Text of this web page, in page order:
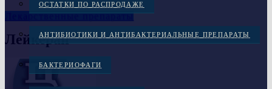
ОСТАТКИ ПО РАСПРОДАЖЕ
АНТИБИОТИКИ И АНТИБАКТЕРИАЛЬНЫЕ ПРЕПАРАТЫ
БАКТЕРИОФАГИ
Лекарственные препараты
Лейкеран